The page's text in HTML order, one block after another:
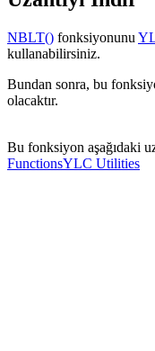
NBLT() fonksiyonunu
kullanabilirsiniz.
Bundan sonra, bu
olacaktır.
Bu fonksiyon aşağıdaki
FunctionsYLC Utilities